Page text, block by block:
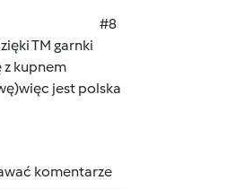
#8
TM garnki
z kupnem
jest polska
komentarze